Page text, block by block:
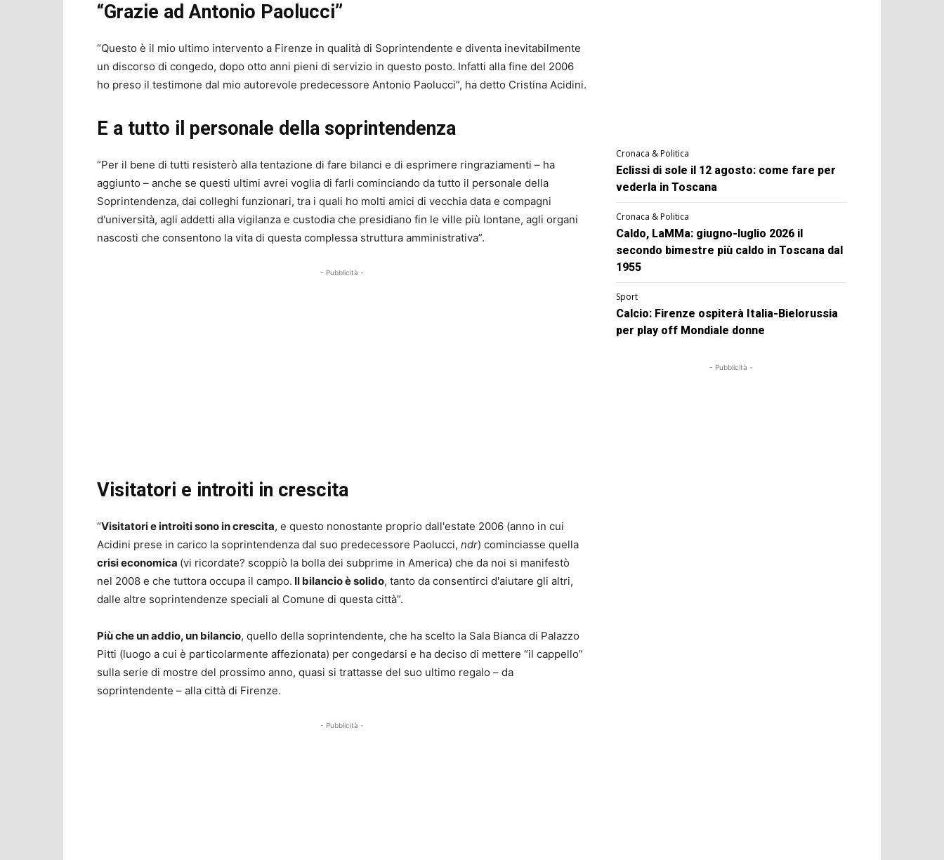
“Grazie ad Antonio Paolucci”
“Questo è il mio ultimo intervento a Firenze in qualità di Soprintendente e diventa inevitabilmente
un discorso di congedo, dopo otto anni pieni di servizio in questo posto. Infatti alla fine del 2006
ho preso il testimone dal mio autorevole predecessore Antonio Paolucci”, ha detto Cristina Acidini.
E a tutto il personale della soprintendenza
“Per il bene di tutti resisterò alla tentazione di fare bilanci e di esprimere ringraziamenti – ha
aggiunto – anche se questi ultimi avrei voglia di farli cominciando da tutto il personale della
Soprintendenza, dai colleghi funzionari, tra i quali ho molti amici di vecchia data e compagni
d'università, agli addetti alla vigilanza e custodia che presidiano fin le ville più lontane, agli organi
nascosti che consentono la vita di questa complessa struttura amministrativa”.
- Pubblicità -
Visitatori e introiti in crescita
“Visitatori e introiti sono in crescita, e questo nonostante proprio dall'estate 2006 (anno in cui
Acidini prese in carico la soprintendenza dal suo predecessore Paolucci, ndr) cominciasse quella
crisi economica (vi ricordate? scoppiò la bolla dei subprime in America) che da noi si manifestò
nel 2008 e che tuttora occupa il campo. Il bilancio è solido, tanto da consentirci d'aiutare gli altri,
dalle altre soprintendenze speciali al Comune di questa città”.
Più che un addio, un bilancio, quello della soprintendente, che ha scelto la Sala Bianca di Palazzo
Pitti (luogo a cui è particolarmente affezionata) per congedarsi e ha deciso di mettere “il cappello”
sulla serie di mostre del prossimo anno, quasi si trattasse del suo ultimo regalo – da
soprintendente – alla città di Firenze.
- Pubblicità -
Cronaca & Politica
Eclissi di sole il 12 agosto: come fare per
vederla in Toscana
Cronaca & Politica
Caldo, LaMMa: giugno-luglio 2026 il
secondo bimestre più caldo in Toscana dal
1955
Sport
Calcio: Firenze ospiterà Italia-Bielorussia
per play off Mondiale donne
- Pubblicità -